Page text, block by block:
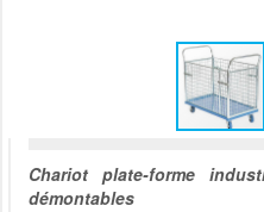
Chariot plate-forme
démontables